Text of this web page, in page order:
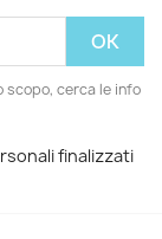
scopo, cerca le info
finalizzati